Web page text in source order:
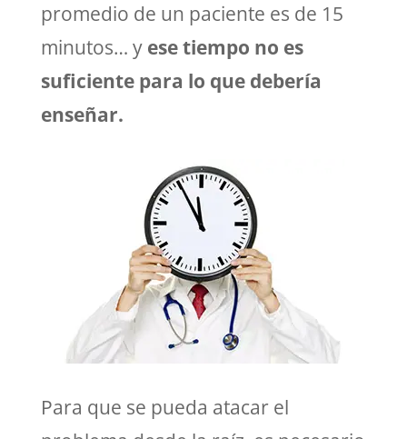
promedio de un paciente es de 15
minutos… y ese tiempo no es
suficiente para lo que debería
enseñar.
Para que se pueda atacar el